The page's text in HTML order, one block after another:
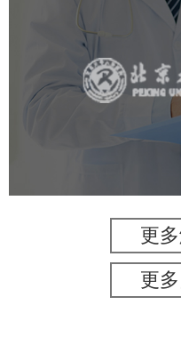
北京大
IT平台整体解决方案
更
更